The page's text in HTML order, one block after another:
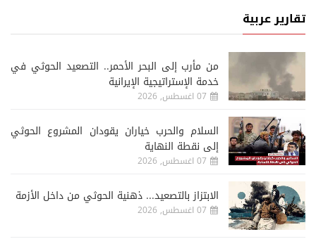
تقارير عربية
من مأرب إلى البحر الأحمر.. التصعيد الحوثي في
خدمة الإستراتيجية الإيرانية
07 اغسطس, 2026
السلام والحرب خياران يقودان المشروع الحوثي
إلى نقطة النهاية
07 اغسطس, 2026
الابتزاز بالتصعيد... ذهنية الحوثي من داخل الأزمة
07 اغسطس, 2026